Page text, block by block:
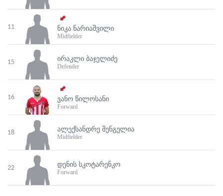
11 ᲜᲘᲙᲐ ᲜᲐᲠᲘᲐᲨᲕᲘᲚᲘ
Midfielder
15 ᲘᲠᲐᲙᲚᲘ ᲑᲐᲯᲔᲚᲘᲫᲔ
Defender
16 ᲕᲐᲜᲝ ᲬᲘᲚᲝᲡᲐᲜᲘ
Forward
18 ᲐᲚᲔᲥᲡᲐᲜᲓᲠᲔ ᲨᲔᲜᲒᲔᲚᲘᲐ
Midfielder
22 ᲓᲔᲜᲘᲡ ᲡᲙᲝᲢᲐᲠᲔᲜᲙᲝ
Forward